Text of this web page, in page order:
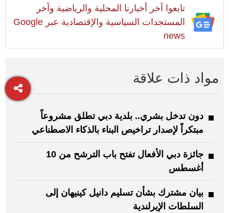
تابعوا آخر أخبارنا المحلية والرياضية وآخر
المستجدات السياسية والإقتصادية عبر Google
news
مواد ذات علاقة
دون تدخل بشري.. بلدية دبي تطلق مشروعاً
مبتكراً لإصدار تراخيص البناء بالذكاء الاصطناعي
جائزة دبي الأفعال تفتح باب الترشح من 10
أغسطس
بيان مشترك بشأن تسليم دانيل كينيهان إلى
السلطات الإيرلندية